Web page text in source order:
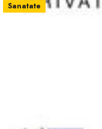
Sanatate